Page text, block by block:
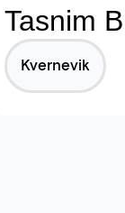
Tasnim
Kvernevik